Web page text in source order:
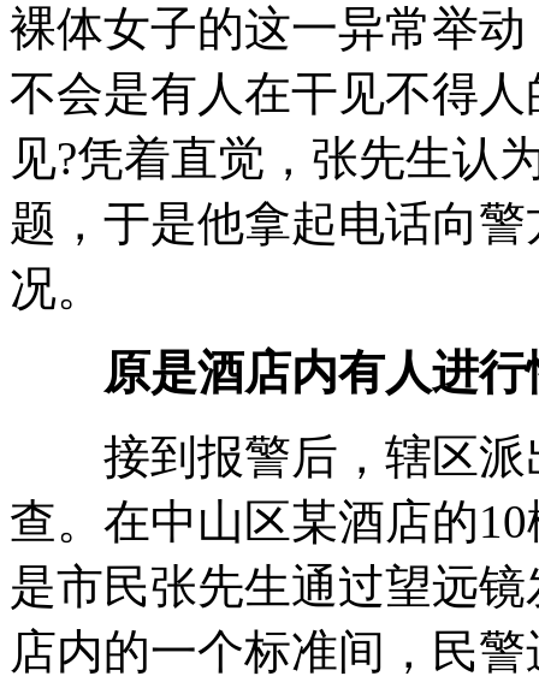
裸体女子的这一异常举
不会是有人在干见不得
见?凭着直觉，张先生认
题，于是他拿起电话向
况。
原是酒店内有人进行
接到报警后，辖区派
查。在中山区某酒店的
是市民张先生通过望远
店内的一个标准间，民